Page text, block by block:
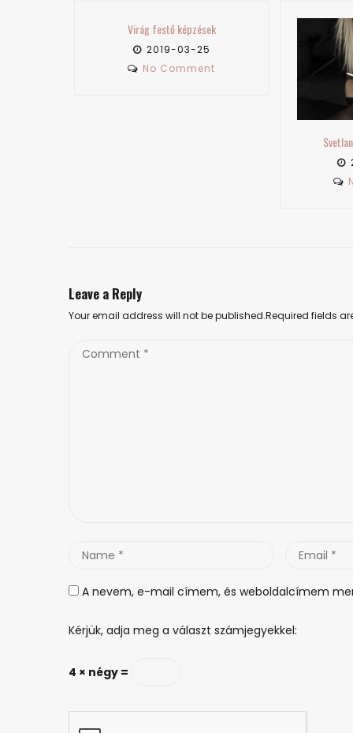
Leave a Reply
Your email address will not be published.Required fields
Comment
Name
Email
A nevem, e-mail címem, és weboldalcímem
Kérjük, adja meg a választ számjegyekkel:
4 × négy =